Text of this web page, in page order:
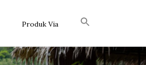
Produk Via